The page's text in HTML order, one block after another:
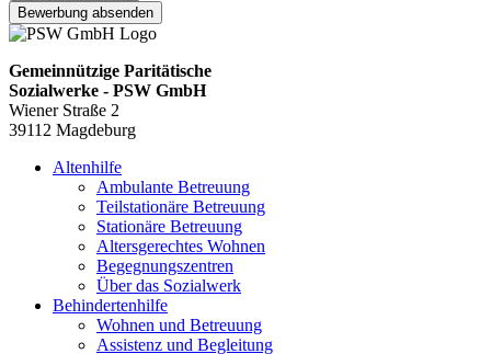
Bewerbung absenden
Gemeinnützige Paritätische
Sozialwerke - PSW GmbH
Wiener Straße 2
39112 Magdeburg
Altenhilfe
Ambulante Betreuung
Teilstationäre Betreuung
Stationäre Betreuung
Altersgerechtes Wohnen
Begegnungszentren
Über das Sozialwerk
Behindertenhilfe
Wohnen und Betreuung
Assistenz und Begleitung